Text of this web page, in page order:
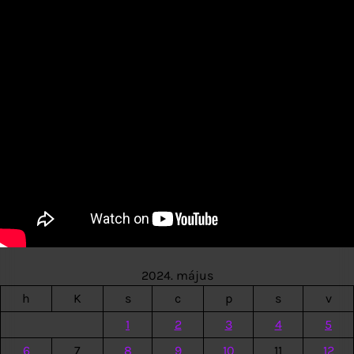
2024. május
h
K s c p s
v
1
2 3 4
5
6
7 8 9 10 11 12